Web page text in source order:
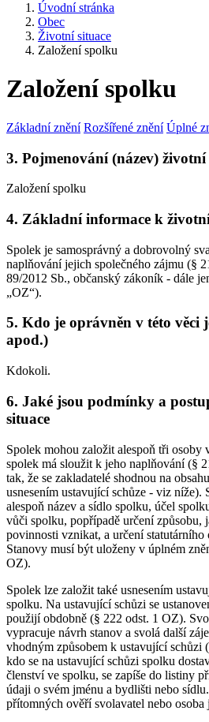
Úvodní stránka
Obec
Životní situace
Založení spolku
Založení spolku
Základní znění Rozšířené znění Úplné
3. Pojmenování (název) životní
Založení spolku
4. Základní informace k
Spolek je samosprávný a dobrovolný
naplňování jejich společného zájmu (§
89/2012 Sb., občanský zákoník - dále
„OZ“).
5. Kdo je oprávněn v této věci
apod.)
Kdokoli.
6. Jaké jsou podmínky a
situace
Spolek mohou založit alespoň tři osoby
spolek má sloužit k jeho naplňování (§
tak, že se zakladatelé shodnou na
usnesením ustavující schůze - viz níže).
alespoň název a sídlo spolku, účel
vůči spolku, popřípadě určení způsobu,
povinnosti vznikat, a určení
Stanovy musí být uloženy v úplném
OZ).
Spolek lze založit také usnesením
spolku. Na ustavující schůzi se
použijí obdobně (§ 222 odst. 1 OZ).
vypracuje návrh stanov a svolá další
vhodným způsobem k ustavující schůzi
kdo se na ustavující schůzi spolku
členství ve spolku, se zapíše do listiny
údaji o svém jménu a bydlišti nebo
přítomných ověří svolavatel nebo